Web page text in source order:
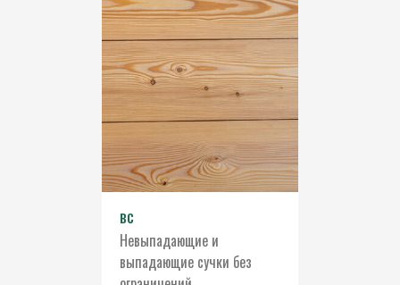
ВС
Невыпадающие и
выпадающие сучки без